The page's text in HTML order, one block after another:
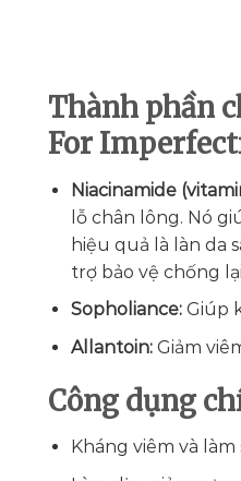
Thành phần
For
Niacinamide
lỗ chân lông. Nó
hiệu quả là làn da
trợ bảo vệ chống
Sopholiance: Giúp
Allantoin: Giảm
Công dụng
Kháng viêm và